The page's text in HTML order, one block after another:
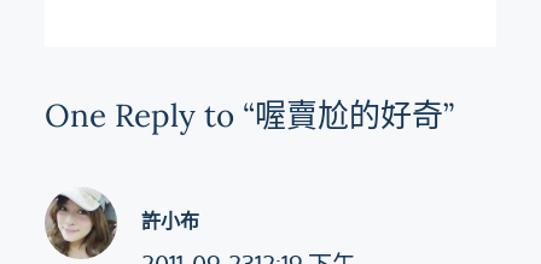
覽
One Reply to “喔賣尬的好奇”
許小布